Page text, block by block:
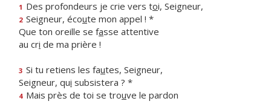
1 Des profondeurs je crie vers toi, Seigneur,
2 Seigneur, écoute mon appel ! *
Que ton oreille se fasse attentive
au cri de ma prière !
3 Si tu retiens les fautes, Seigneur,
Seigneur, qui subsistera ? *
4 Mais près de toi se trouve le pardon